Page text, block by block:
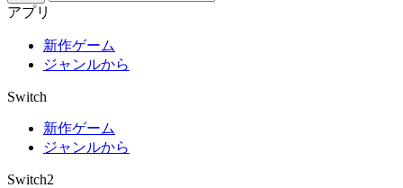
アプリ
新作ゲーム
ジャンルから
Switch
新作ゲーム
ジャンルから
Switch2